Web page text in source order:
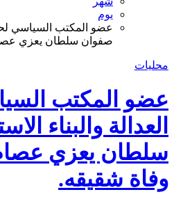
يوم
عضو المكتب السياسي
صفوان سلطان يعزي
محليات
عضو المكتب
العدالة والبناء
سلطان يعزي
وفاة شقيقه.